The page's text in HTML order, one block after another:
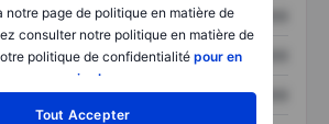
notre page de politique en matière de
consulter notre politique en matière de
politique de confidentialité pour en
savoir plus
Tout Accepter
XXXXXXX XXXXXXX
XXXXXXX XXXXXXX
XXXXXXX XXXXXXX